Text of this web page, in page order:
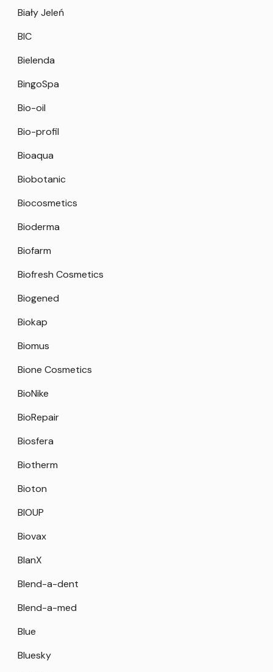
Biały Jeleń
BIC
Bielenda
BingoSpa
Bio-oil
Bio-profil
Bioaqua
Biobotanic
Biocosmetics
Bioderma
Biofarm
Biofresh Cosmetics
Biogened
Biokap
Biomus
Bione Cosmetics
BioNike
BioRepair
Biosfera
Biotherm
Bioton
BIOUP
Biovax
BlanX
Blend-a-dent
Blend-a-med
Blue
Bluesky